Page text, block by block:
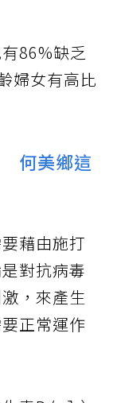
86%缺乏
婦女有高比
何美鄉這
藉由施打
對抗病毒
，來產生
正常運作